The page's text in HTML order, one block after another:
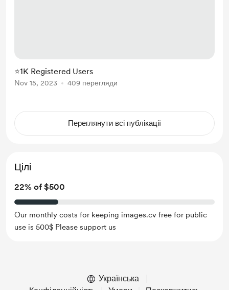
⭐1K Registered Users
Nov 15, 2023 409 перегляди
Переглянути всі публікації
Цілі
22% of $500
Our monthly costs for keeping images.cv free for public
use is 500$ Please support us
Українська